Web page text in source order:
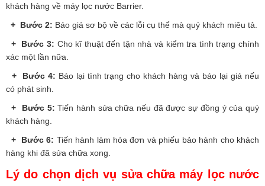
khách hàng về máy lọc nước Barrier.
+ Bước 2: Báo giá sơ bộ về các lỗi cụ thể mà quý khách miêu tả.
+ Bước 3: Cho kĩ thuật đến tận nhà và kiểm tra tình trạng chính
xác một lần nữa.
+ Bước 4: Báo lại tình trạng cho khách hàng và báo lại giá nếu
có phát sinh.
+ Bước 5: Tiến hành sửa chữa nếu đã được sự đồng ý của quý
khách hàng.
+ Bước 6: Tiến hành làm hóa đơn và phiếu bảo hành cho khách
hàng khi đã sửa chữa xong.
Lý do chọn dịch vụ sửa chữa máy lọc nước